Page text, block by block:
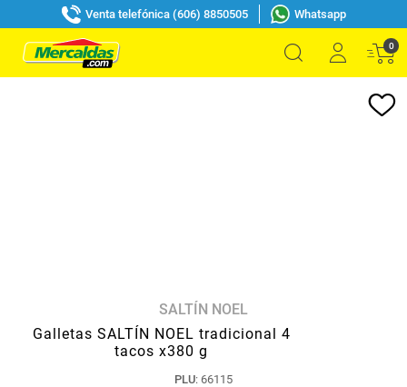
Venta telefónica (606) 8850505 Whatsapp
0
SALTÍN NOEL
Galletas SALTÍN NOEL tradicional 4
tacos x380 g
PLU: 66115